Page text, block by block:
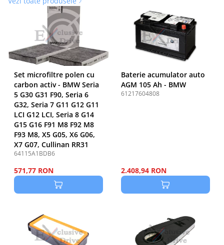
Set microfiltre polen cu
carbon activ - BMW Seria
5 G30 G31 F90, Seria 6
G32, Seria 7 G11 G12 G11
LCI G12 LCI, Seria 8 G14
G15 G16 F91 M8 F92 M8
F93 M8, X5 G05, X6 G06,
X7 G07, Cullinan RR31
64115A1BDB6
571,77 RON
Baterie acumulator auto
AGM 105 Ah - BMW
61217604808
2.408,94 RON